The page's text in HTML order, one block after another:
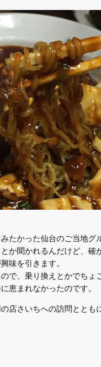
たかった仙台のご当地グ
か聞かれるんだけど、確
味を引きます。
で、乗り換えとかでちょ
恵まれなかったのです。
店さいちへの訪問ととも